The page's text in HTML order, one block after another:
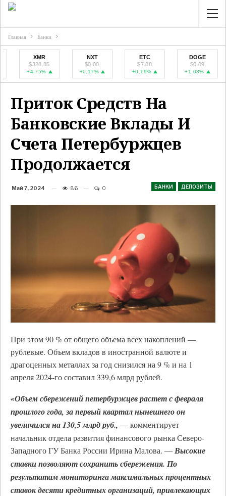
Главная Банки
XMR
$328.85
+4.75%
NXT
$0.00
+0.17%
ETC
$7.08
+0.19%
DOGE
$0.09
+1.03%
Приток Средств На
Банковские Вклады И
Счета Петербуржцев
Продолжается
БАНКИ ДЕПОЗИТЫ
Май 7, 2024 86 0
При этом 90 % от общего объема всех накоплений —
рублевые. Объем вкладов в иностранной валюте и
драгоценных металлах за год снизился на 9 % и на 1
апреля 2024‑го составил 339,6 млрд рублей.
«Объем сбережений петербуржцев растет с февраля
прошлого года, за первый квартал нынешнего он
увеличился на 130,5 млрд руб., — комментирует
начальник отдела развития финансового рынка Северо-
Западного ГУ Банка России Ирина Малова. —Высокие
ставки позволяют сохранить сбережения. По
результатам мониторинга максимальных процентных
ставок десяти кредитных организаций, привлекающих